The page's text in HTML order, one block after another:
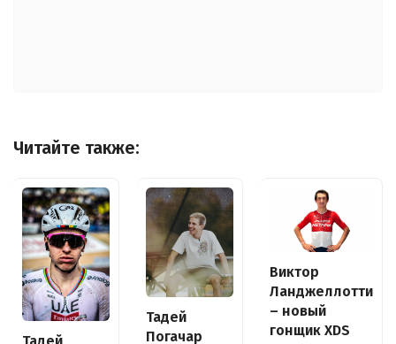
Читайте также:
Тадей
Погачар
Виктор
Ланджеллотти
– новый
гонщик XDS